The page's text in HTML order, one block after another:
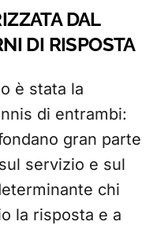
DAL
DI RISPOSTA
è stata la
di entrambi:
gran parte
servizio e sul
chi
la risposta e a